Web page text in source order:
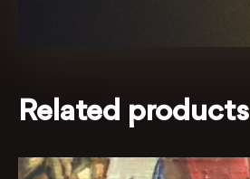
Related products